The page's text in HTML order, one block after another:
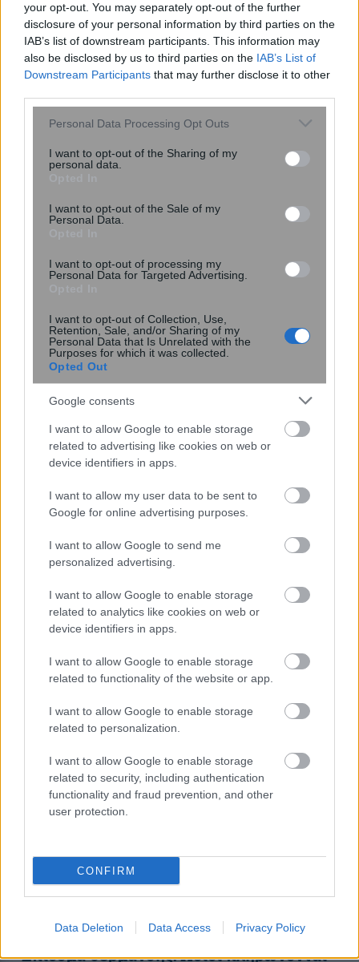
your opt-out. You may separately opt-out of the further
disclosure of your personal information by third parties on the
IAB’s list of downstream participants. This information may
also be disclosed by us to third parties on the IAB’s List of
Downstream Participants that may further disclose it to other
Please note that this website/app uses one or more Google
not limited to your visit or usage behaviour. You may click to
grant or deny consent to Google and its third-party tags to
consent section.
Personal Data Processing Opt Outs
I want to opt-out of the Sharing of my
personal data.
I want to opt-out of the Sale of my
Personal Data.
I want to opt-out of processing my
Personal Data for Targeted Advertising.
I want to opt-out of Collection, Use,
Retention, Sale, and/or Sharing of my
Personal Data that Is Unrelated with the
Purposes for which it was collected.
Opted Out
Google consents
I want to allow Google to enable storage
related to advertising like cookies on web or
device identifiers in apps.
I want to allow my user data to be sent to
Google for online advertising purposes.
I want to allow Google to send me
personalized advertising.
I want to allow Google to enable storage
related to analytics like cookies on web or
device identifiers in apps.
I want to allow Google to enable storage
related to functionality of the website or app.
I want to allow Google to enable storage
related to personalization.
I want to allow Google to enable storage
related to security, including authentication
functionality and fraud prevention, and other
user protection.
CONFIRM
Data Deletion Data Access Privacy Policy
του npm: Παραβιάστηκε το δημοφιλές
πακέτο Keyv με 127 εκατ.
Κουίζ: Πόσο καλά θυμάσαι την
ελληνική μυθολογία; Μπορείς να
ερωτήσεις;
περισσότερα
, 5 Αυγούστου 2026 || My money
Επίδομα θέρμανσης: Ποιοι πληρώνονται